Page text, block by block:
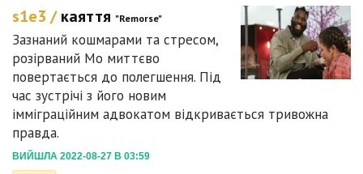
s1e3 /каяття "Remorse"
Зазнаний кошмарами та стресом,
розірваний Мо миттєво
повертається до полегшення. Під
час зустрічі з його новим
імміграційним адвокатом відкривається тривожна
правда.
ВИЙШЛА 2022-08-27 В 03:59